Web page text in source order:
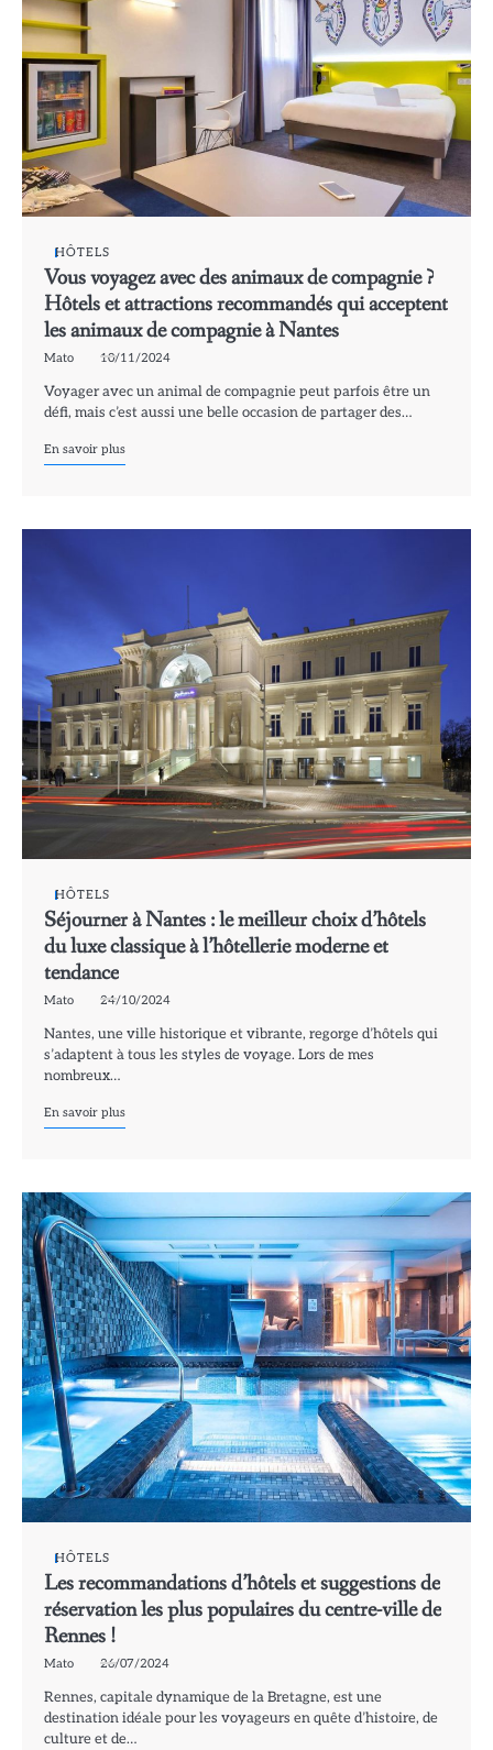
HÔTELS
Vous voyagez avec des animaux de compagnie ?
Hôtels et attractions recommandés qui acceptent
les animaux de compagnie à Nantes
Mato 10/11/2024
Voyager avec un animal de compagnie peut parfois être un
défi, mais c’est aussi une belle occasion de partager des…
En savoir plus
HÔTELS
Séjourner à Nantes : le meilleur choix d’hôtels
du luxe classique à l’hôtellerie moderne et
tendance
Mato 24/10/2024
Nantes, une ville historique et vibrante, regorge d’hôtels qui
s’adaptent à tous les styles de voyage. Lors de mes
nombreux…
En savoir plus
HÔTELS
Les recommandations d’hôtels et suggestions de
réservation les plus populaires du centre-ville de
Rennes !
Mato 26/07/2024
Rennes, capitale dynamique de la Bretagne, est une
destination idéale pour les voyageurs en quête d’histoire, de
culture et de…